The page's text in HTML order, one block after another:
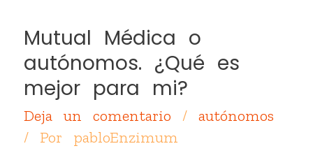
Mutual Médica o
autónomos. ¿Qué es
mejor para mi?
Deja un comentario / autónomos
/ Por pabloEnzimum